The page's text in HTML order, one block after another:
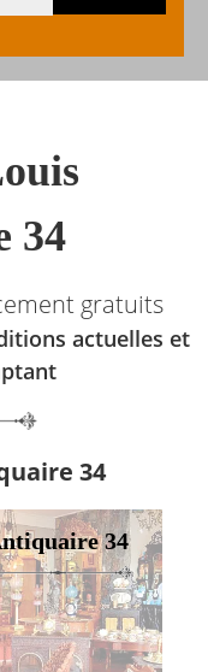
34
gratuits
actuelles et
34
34